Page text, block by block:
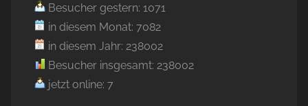
Besucher gestern: 1071
in diesem Monat: 7082
in diesem Jahr: 238002
Besucher insgesamt: 238002
jetzt online: 7